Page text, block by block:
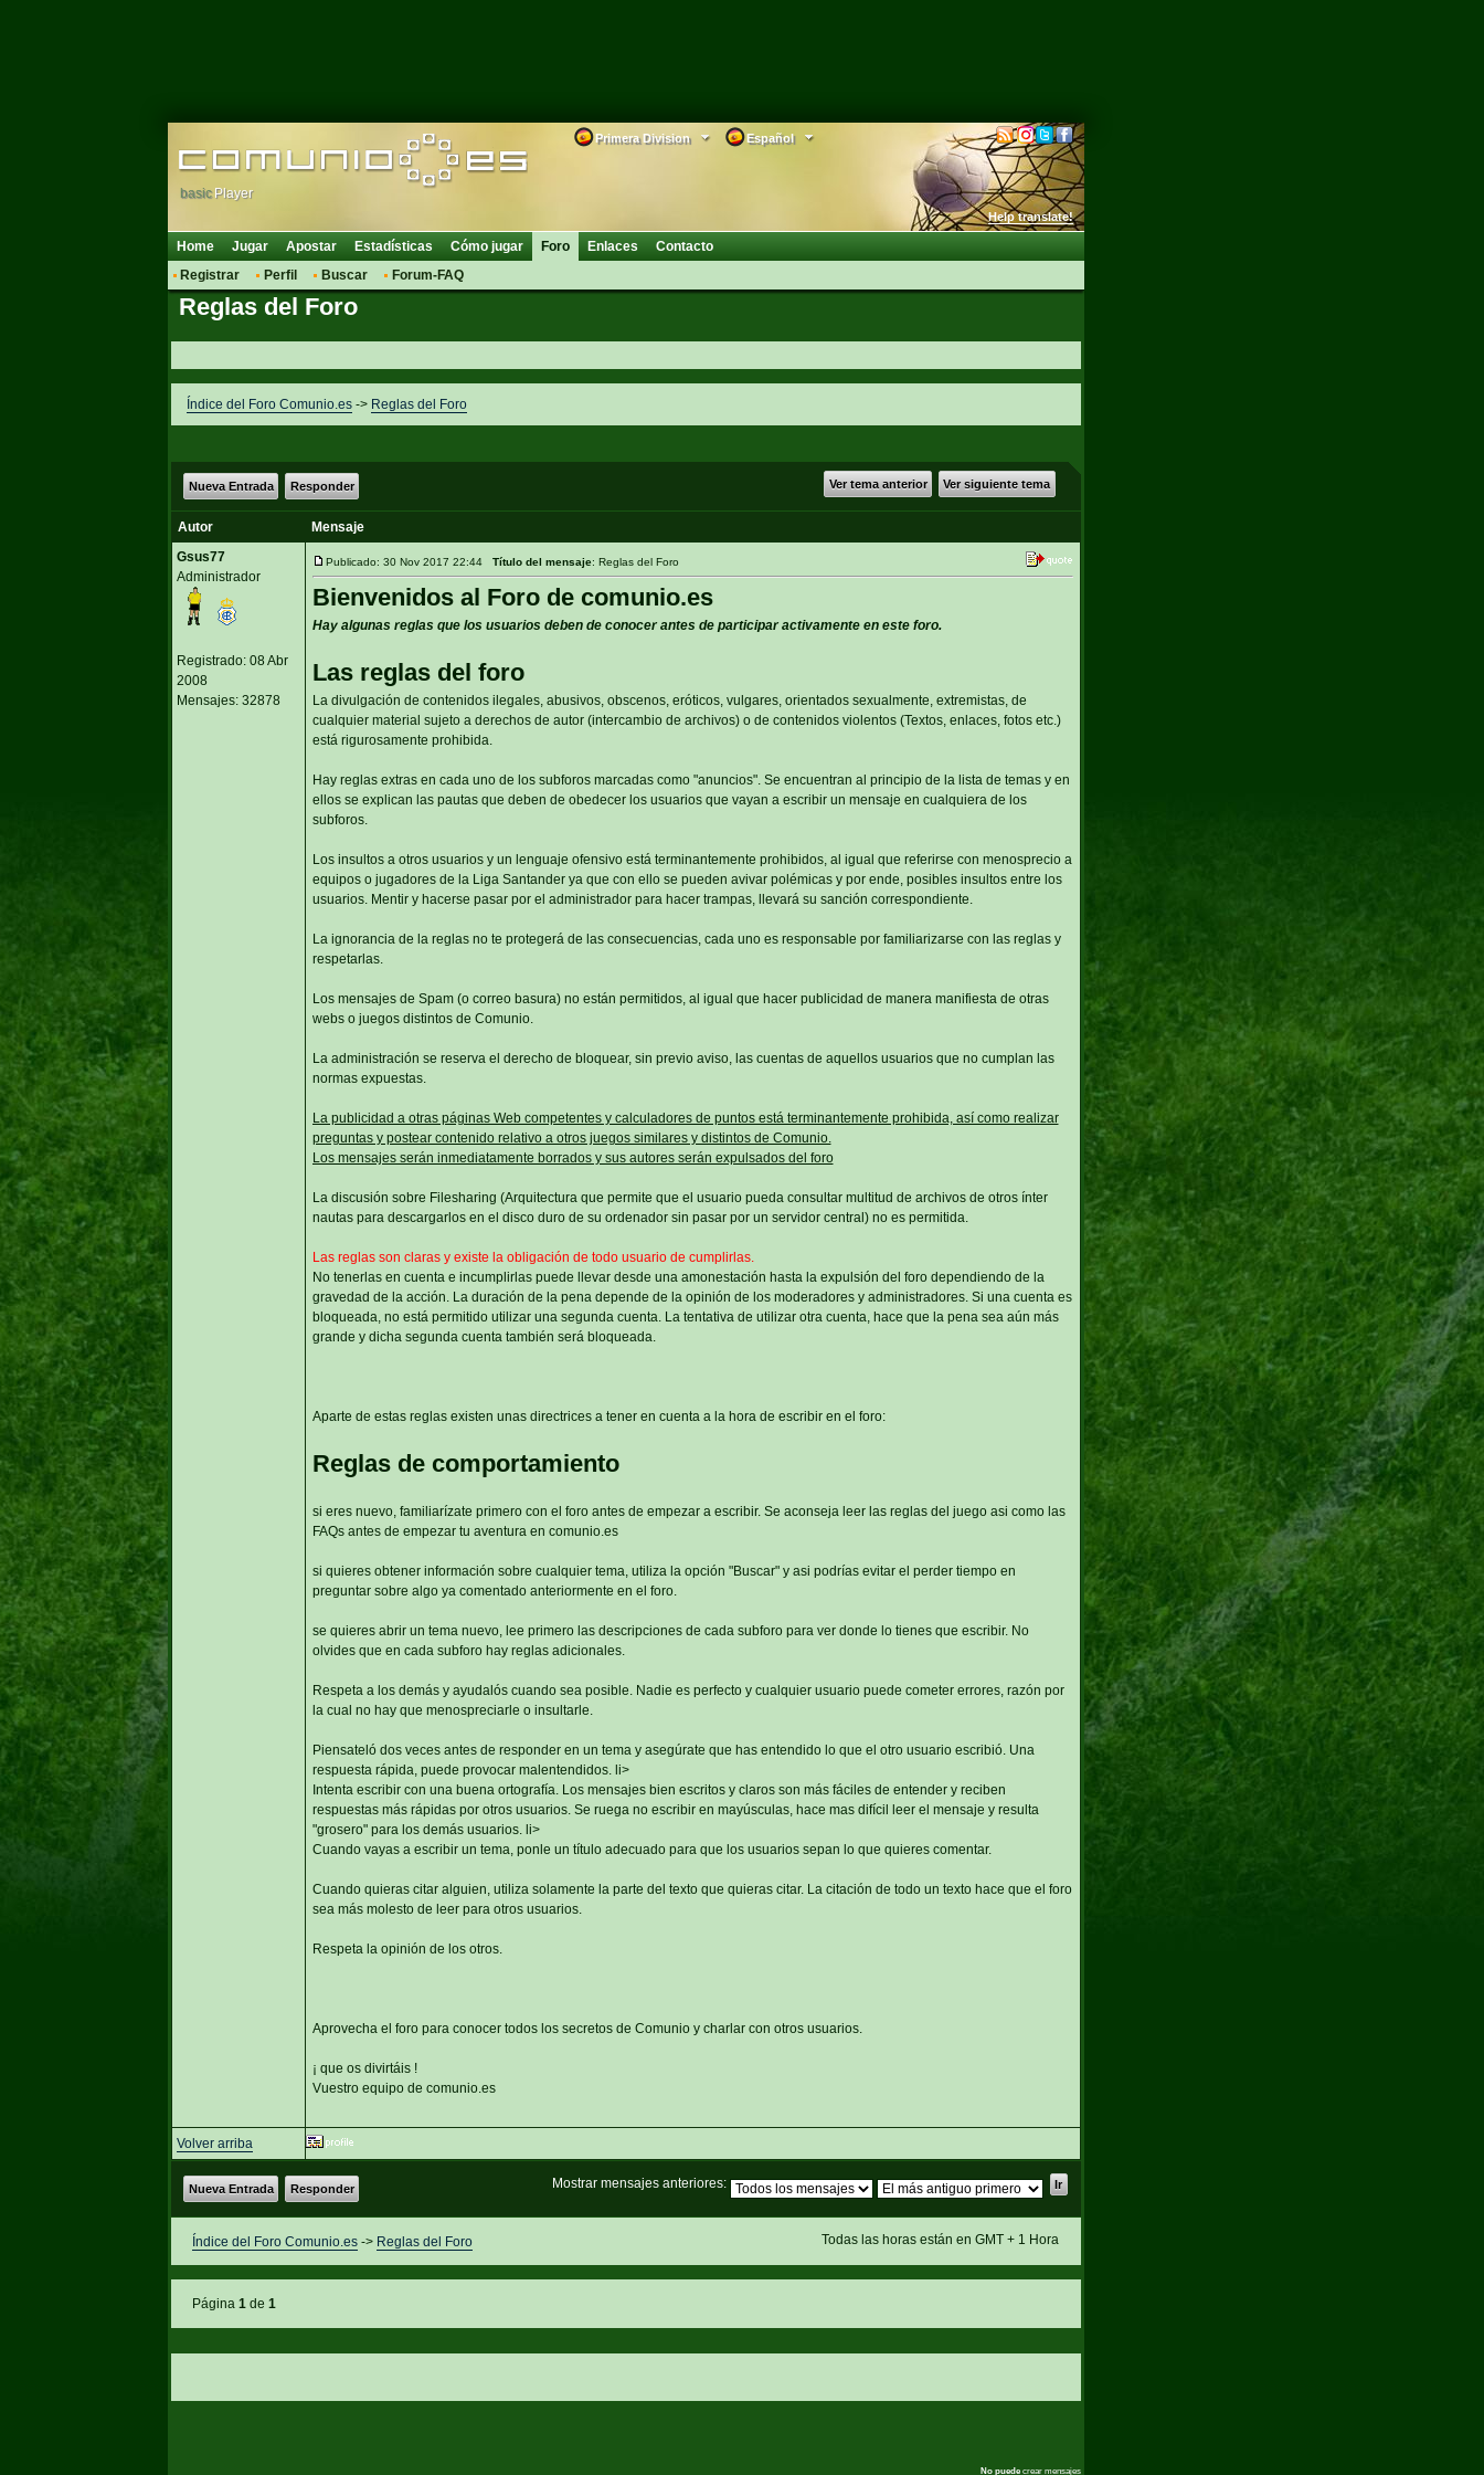
Español
Primera Division
Help translate!
basic Player
Home Jugar Apostar Estadísticas Cómo jugar
Foro
Registrar
Perfil Buscar Forum-FAQ
Enlaces Contacto
Reglas del Foro
Índice del Foro Comunio.es-> Reglas del Foro
Ver tema anterior Ver siguiente tema
Nueva Entrada Responder
Autor
Mensaje
Gsus77
Administrador
Registrado: 08 Abr
2008
Mensajes: 32878
Publicado: 30 Nov 2017 22:44 Título del mensaje: Reglas del Foro
Bienvenidos al Foro de comunio.es
Hay algunas reglas que los usuarios deben de conocer antes de participar activamente en este foro.
Las reglas del foro
La divulgación de contenidos ilegales, abusivos, obscenos, eróticos, vulgares, orientados sexualmente, extremistas, de
cualquier material sujeto a derechos de autor (intercambio de archivos) o de contenidos violentos (Textos, enlaces, fotos etc.)
está rigurosamente prohibida.
Hay reglas extras en cada uno de los subforos marcadas como "anuncios". Se encuentran al principio de la lista de temas y en
ellos se explican las pautas que deben de obedecer los usuarios que vayan a escribir un mensaje en cualquiera de los
subforos.
Los insultos a otros usuarios y un lenguaje ofensivo está terminantemente prohibidos, al igual que referirse con menosprecio a
equipos o jugadores de la Liga Santander ya que con ello se pueden avivar polémicas y por ende, posibles insultos entre los
usuarios. Mentir y hacerse pasar por el administrador para hacer trampas, llevará su sanción correspondiente.
La ignorancia de la reglas no te protegerá de las consecuencias, cada uno es responsable por familiarizarse con las reglas y
respetarlas.
Los mensajes de Spam (o correo basura) no están permitidos, al igual que hacer publicidad de manera manifiesta de otras
webs o juegos distintos de Comunio.
La administración se reserva el derecho de bloquear, sin previo aviso, las cuentas de aquellos usuarios que no cumplan las
normas expuestas.
La publicidad a otras páginas Web competentes y calculadores de puntos está terminantemente prohibida, así como realizar
preguntas y postear contenido relativo a otros juegos similares y distintos de Comunio.
Los mensajes serán inmediatamente borrados y sus autores serán expulsados del foro
La discusión sobre Filesharing (Arquitectura que permite que el usuario pueda consultar multitud de archivos de otros ínter
nautas para descargarlos en el disco duro de su ordenador sin pasar por un servidor central) no es permitida.
Las reglas son claras y existe la obligación de todo usuario de cumplirlas.
No tenerlas en cuenta e incumplirlas puede llevar desde una amonestación hasta la expulsión del foro dependiendo de la
gravedad de la acción. La duración de la pena depende de la opinión de los moderadores y administradores. Si una cuenta es
bloqueada, no está permitido utilizar una segunda cuenta. La tentativa de utilizar otra cuenta, hace que la pena sea aún más
grande y dicha segunda cuenta también será bloqueada.
Aparte de estas reglas existen unas directrices a tener en cuenta a la hora de escribir en el foro:
Reglas de comportamiento
si eres nuevo, familiarízate primero con el foro antes de empezar a escribir. Se aconseja leer las reglas del juego asi como las
FAQs antes de empezar tu aventura en comunio.es
si quieres obtener información sobre cualquier tema, utiliza la opción "Buscar" y asi podrías evitar el perder tiempo en
preguntar sobre algo ya comentado anteriormente en el foro.
se quieres abrir un tema nuevo, lee primero las descripciones de cada subforo para ver donde lo tienes que escribir. No
olvides que en cada subforo hay reglas adicionales.
Respeta a los demás y ayudalós cuando sea posible. Nadie es perfecto y cualquier usuario puede cometer errores, razón por
la cual no hay que menospreciarle o insultarle.
Piensateló dos veces antes de responder en un tema y asegúrate que has entendido lo que el otro usuario escribió. Una
respuesta rápida, puede provocar malentendidos. li>
Intenta escribir con una buena ortografía. Los mensajes bien escritos y claros son más fáciles de entender y reciben
respuestas más rápidas por otros usuarios. Se ruega no escribir en mayúsculas, hace mas difícil leer el mensaje y resulta
"grosero" para los demás usuarios. li>
Cuando vayas a escribir un tema, ponle un título adecuado para que los usuarios sepan lo que quieres comentar.
Cuando quieras citar alguien, utiliza solamente la parte del texto que quieras citar. La citación de todo un texto hace que el foro
sea más molesto de leer para otros usuarios.
Respeta la opinión de los otros.
Aprovecha el foro para conocer todos los secretos de Comunio y charlar con otros usuarios.
¡ que os divirtáis !
Vuestro equipo de comunio.es
Volver arriba
Mostrar mensajes anteriores:
Nueva Entrada Responder
Todas las horas están en GMT + 1 Hora
Índice del Foro Comunio.es-> Reglas del Foro
Página 1de 1
No puedecrear mensajes